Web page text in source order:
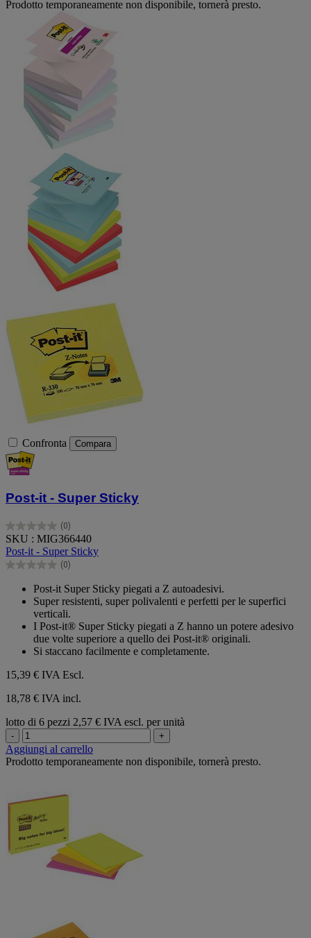
Prodotto temporaneamente non disponibile, tornerà presto.
Confronta Compara
Post-it - Super Sticky
(0)
0.0
su
5
stelle.
SKU : MIG366440
Post-it - Super Sticky
(0)
0.0
Post-it Super Sticky piegati a Z autoadesivi.
Super resistenti, super polivalenti e perfetti per le superfici
verticali.
I Post-it® Super Sticky piegati a Z hanno un potere adesivo
due volte superiore a quello dei Post-it® originali.
Si staccano facilmente e completamente.
15,39 € IVA Escl.
18,78 € IVA incl.
lotto di 6 pezzi 2,57 € IVA escl. per unità
- +
Aggiungi al carrello
Prodotto temporaneamente non disponibile, tornerà presto.